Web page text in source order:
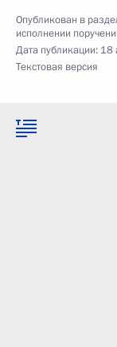
Опубликован в
исполнении
Дата публикации: 18
Текстовая версия